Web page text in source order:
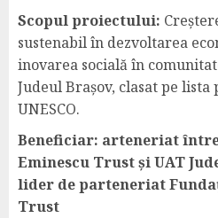
Scopul proiectului:
sustenabil în dezvoltarea
inovarea socială în
Judeul Brașov, clasat pe
UNESCO.
Beneficiar: arteneriat
Eminescu Trust și UAT
lider de parteneriat
Trust